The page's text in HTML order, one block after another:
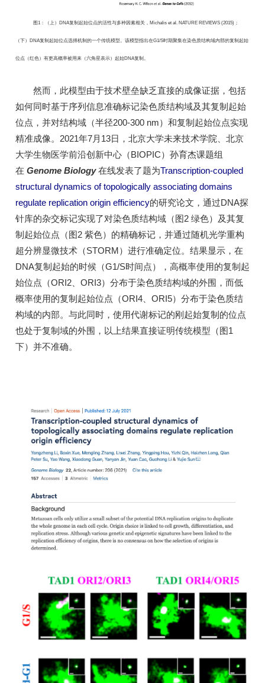
图1：（上）DNA复制起始位点的活性与多种因素相关，Michalis et al. NATURE REVIEWS (2015)；
（下）DNA复制起始位点选择机制的一个传统模型。该模型指出在G1/S时期聚集在染色质结构域内部的复制起始
位点（红色）有更高概率被用来（六角星表示）起始DNA复制。
然而，此模型由于技术壁垒缺乏直接的成像证据，包括
如何同时基于序列信息准确标记染色质结构域及其复制起始
位点，并对结构域（半径200-300 nm）和复制起始位点实现
精准成像。2021年7月13日，北京大学未来技术学院、北京
大学生物医学前沿创新中心（BIOPIC）孙育杰课题组
在 Genome Biology在线发表了题为Transcription-coupled
structural dynamics of topologically associating domains
regulate replication origin efficiency的研究论文，通过DNA探
针库的杂交标记实现了对染色质结构域（图2 绿色）及其复
制起始位点（图2 紫色）的精确标记，并通过随机光学重构
超分辨显微技术（STORM）进行准确定位。结果显示，在
DNA复制起始的时候（G1/S时间点），高概率使用的复制起
始位点（ORI2、ORI3）分布于染色质结构域的外围，而低
概率使用的复制起始位点（ORI4、ORI5）分布于染色质结
构域的内部。与此同时，使用代谢标记的刚起始复制的位点
也处于复制域的外围，以上结果直接证明传统模型（图1
下）并不准确。